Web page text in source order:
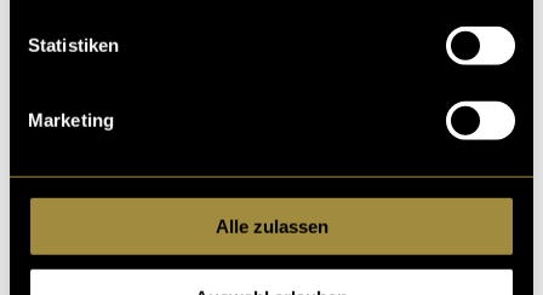
Statistiken
Marketing
Alle zulassen